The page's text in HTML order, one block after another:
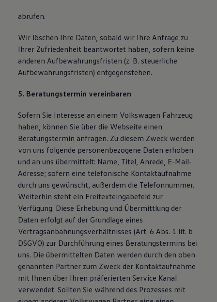
abrufen.
Wir löschen Ihre Daten, sobald wir Ihre Anfrage zu
Ihrer Zufriedenheit beantwortet haben, sofern keine
anderen Aufbewahrungsfristen (z. B. steuerliche
Aufbewahrungsfristen) entgegenstehen.
5. Beratungstermin vereinbaren
Sofern Sie Interesse an einem Volkswagen Fahrzeug
haben, können Sie über die Webseite einen
Beratungstermin anfragen. Zu diesem Zweck werden
von uns folgende personenbezogene Daten erhoben
und an uns übermittelt: Name, Titel, Anrede, E-Mail-
Adresse; sofern eine telefonische Kontaktaufnahme
durch uns gewünscht, außerdem die Telefonnummer.
Weiterhin steht ein Freitexteingabefeld zur
Verfügung. Diese Erhebung und Übermittlung der
Daten erfolgt auf der Grundlage eines
Vertragsanbahnungsverhältnisses (Art. 6 Abs. 1 lit. b
DSGVO) zur Durchführung eines Beratungstermins bei
uns. Die übermittelten Daten werden durch den oben
genannten Partner zum Zweck der Kontaktaufnahme
mit Ihnen über Ihren präferierten Service Kanal
verwendet. Sollten Sie während des Prozesses mit